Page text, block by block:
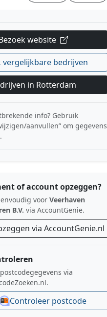
website
vergelijkbare bedrijven
in Rotterdam
info? Gebruik
aanvullen” om gegevens
of account opzeggen?
voor Veerhaven
B.V. via AccountGenie.
via AccountGenie.nl
via
Controleer postcode